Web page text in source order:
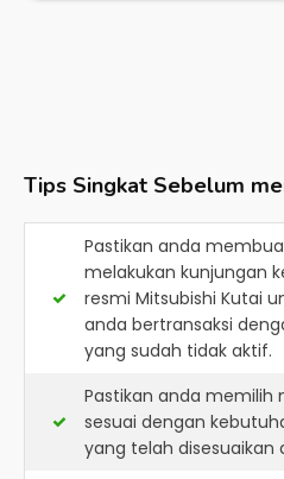
Tips Singkat Sebelum
Pastikan anda
melakukan kunjungan
resmi Mitsubishi Kutai
anda bertransaksi
yang sudah tidak aktif.
Pastikan anda memilih
sesuai dengan
yang telah disesuaikan